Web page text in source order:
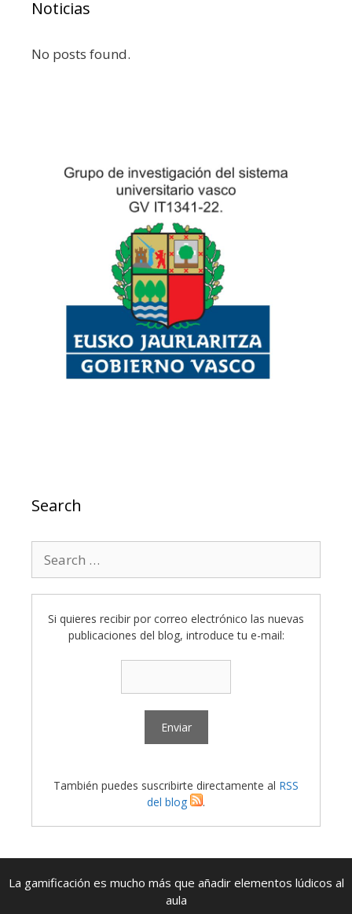
Noticias
No posts found.
Search
for:
Si quieres recibir por correo electrónico las nuevas
publicaciones del blog, introduce tu e-mail:
También puedes suscribirte directamente al RSS
del blog
.
La gamificación es mucho más que añadir elementos lúdicos al
aula